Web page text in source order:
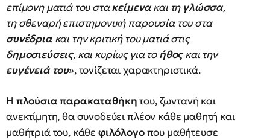
επίμονη ματιά του στακείμενακαι τη γλώσσα,
τη σθεναρή επιστημονική παρουσία του στα
συνέδριακαι την κριτική του ματιά στις
δημοσιεύσεις, και κυρίως για τοήθοςκαι την
ευγένειά του», τονίζεται χαρακτηριστικά.
Η πλούσια παρακαταθήκητου, ζωντανή και
ανεκτίμητη, θα συνοδεύει πλέον κάθε μαθητή και
μαθήτριά του, κάθε φιλόλογοπου μαθήτευσε